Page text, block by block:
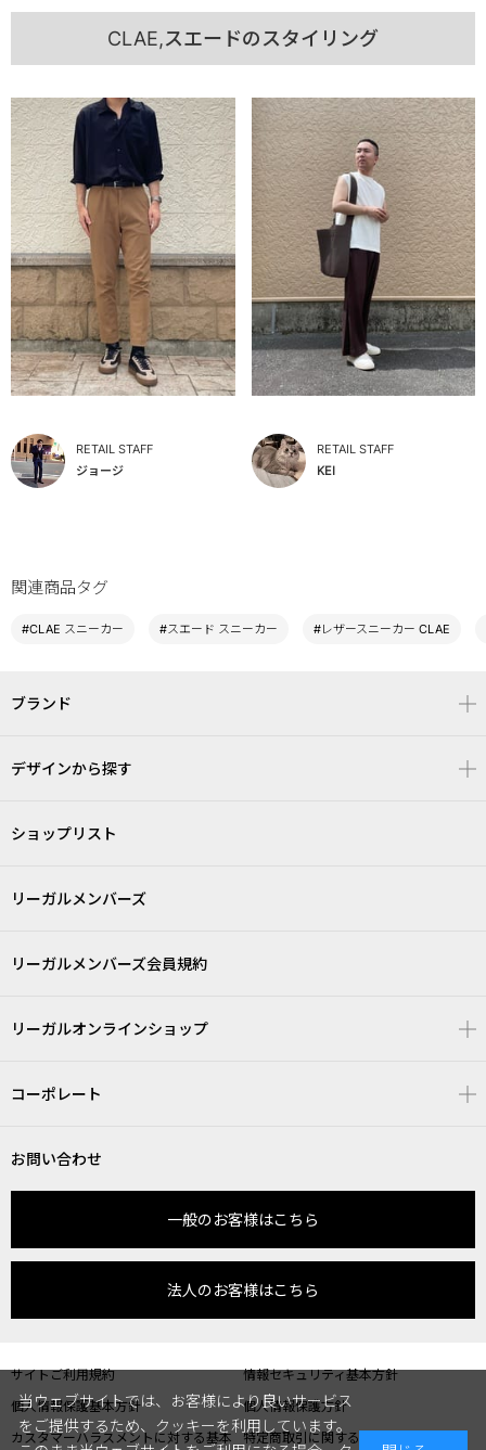
CLAE,スエードのスタイリング
RETAIL STAFF
ジョージ
RETAIL STAFF
KEI
関連商品タグ
#CLAE スニーカー #スエード スニーカー #レザースニーカー CLAE
ブランド
デザインから探す
ショップリスト
リーガルメンバーズ
リーガルメンバーズ会員規約
リーガルオンラインショップ
コーポレート
お問い合わせ
一般のお客様はこちら
法人のお客様はこちら
サイトご利用規約
情報セキュリティ基本方針
個人情報保護基本方針
個人情報保護方針
カスタマーハラスメントに対する基本
特定商取引に関する表記
当ウェブサイトでは、お客様により良いサービス
をご提供するため、クッキーを利用しています。